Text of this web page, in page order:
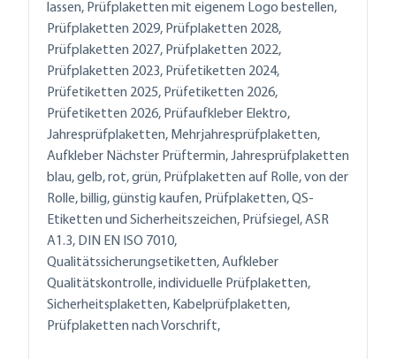
lassen, Prüfplaketten mit eigenem Logo bestellen,
Prüfplaketten 2029, Prüfplaketten 2028,
Prüfplaketten 2027, Prüfplaketten 2022,
Prüfplaketten 2023, Prüfetiketten 2024,
Prüfetiketten 2025, Prüfetiketten 2026,
Prüfetiketten 2026, Prüfaufkleber Elektro,
Jahresprüfplaketten, Mehrjahresprüfplaketten,
Aufkleber Nächster Prüftermin, Jahresprüfplaketten
blau, gelb, rot, grün, Prüfplaketten auf Rolle, von der
Rolle, billig, günstig kaufen, Prüfplaketten, QS-
Etiketten und Sicherheitszeichen, Prüfsiegel, ASR
A1.3, DIN EN ISO 7010,
Qualitätssicherungsetiketten, Aufkleber
Qualitätskontrolle, individuelle Prüfplaketten,
Sicherheitsplaketten, Kabelprüfplaketten,
Prüfplaketten nach Vorschrift,